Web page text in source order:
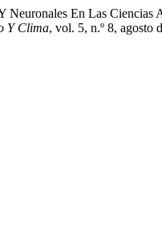
Neuronales En Las
Y Clima, vol. 5, n.º 8, agosto